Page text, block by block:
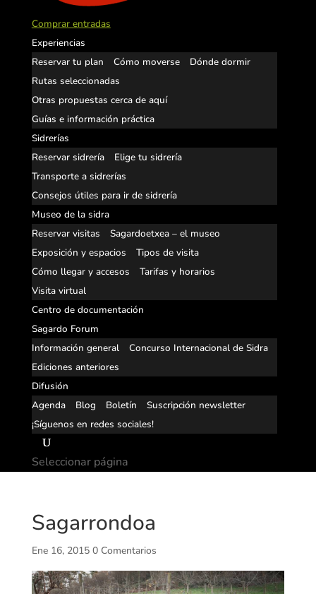
Comprar entradas
Experiencias
Reservar tu plan
Cómo moverse
Dónde dormir
Rutas seleccionadas
Otras propuestas cerca de aquí
Guías e información práctica
Sidrerías
Reservar sidrería
Elige tu sidrería
Transporte a sidrerías
Consejos útiles para ir de sidrería
Museo de la sidra
Reservar visitas
Sagardoetxea – el museo
Exposición y espacios
Tipos de visita
Cómo llegar y accesos
Tarifas y horarios
Visita virtual
Centro de documentación
Sagardo Forum
Información general
Concurso Internacional de Sidra
Ediciones anteriores
Difusión
Agenda
Blog Boletín
Suscripción newsletter
¡Síguenos en redes sociales!
Seleccionar página
Sagarrondoa
Ene 16, 2015 0 Comentarios